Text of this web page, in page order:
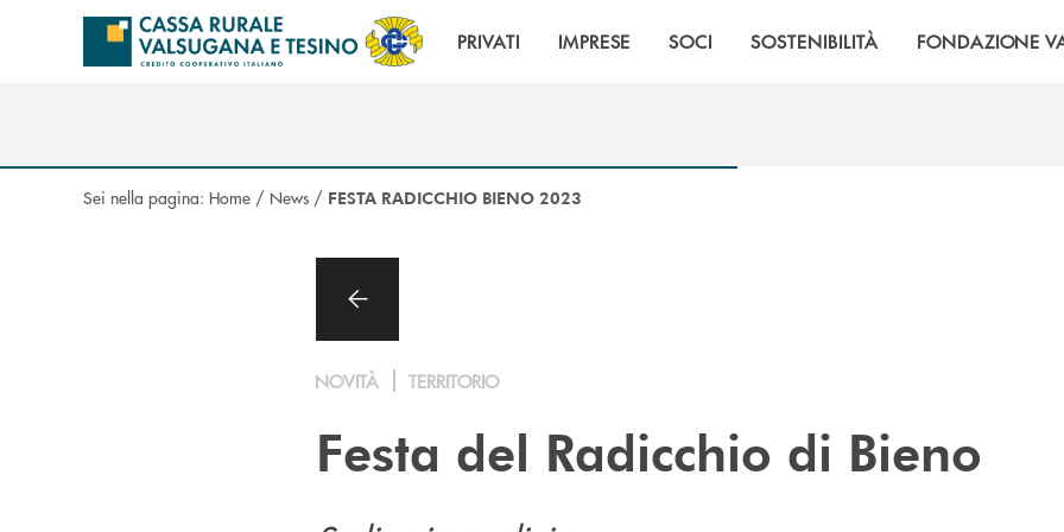
Salta al contenuto principale
PRIVATI IMPRESE SOCI SOSTENIBILITÀ FONDAZIONE
Sei nella pagina: Home / News / FESTA RADICCHIO BIENO 2023
NOVITÀ TERRITORIO
Festa del Radicchio di Bieno